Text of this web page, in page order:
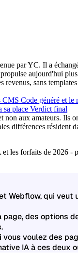
par YC. Il a
aujourd'hui
sans
CMS Code généré et le
sa place Verdict final
aux amateurs. Ils
différences résident
les forfaits de 2026 -
Webflow, qui
des options
voulez des
IA à ces deux